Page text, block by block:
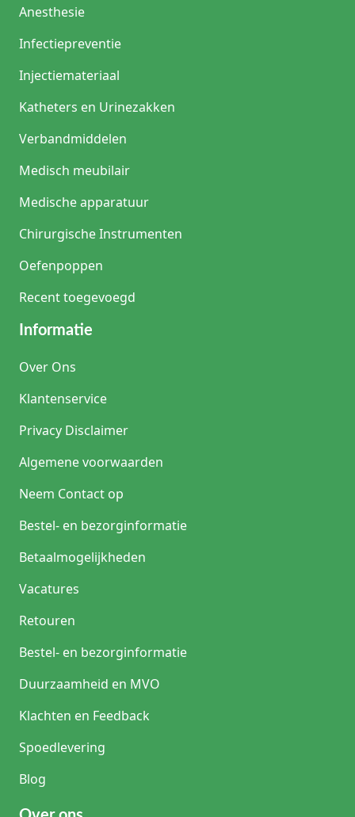
Anesthesie
Infectiepreventie
Injectiemateriaal
Katheters en Urinezakken
Verbandmiddelen
Medisch meubilair
Medische apparatuur
Chirurgische Instrumenten
Oefenpoppen
Recent toegevoegd
Informatie
Over Ons
Klantenservice
Privacy Disclaimer
Algemene voorwaarden
Neem Contact op
Bestel- en bezorginformatie
Betaalmogelijkheden
Vacatures
Retouren
Bestel- en bezorginformatie
Duurzaamheid en MVO
Klachten en Feedback
Spoedlevering
Blog